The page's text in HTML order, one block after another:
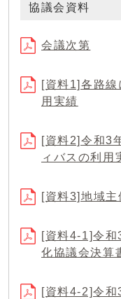
協議会資料
会議次第
[資料1]各路線
用実績
[資料2]令和3
ィバスの利用
[資料3]地域
[資料4-1]令和
化協議会決算
[資料4-2]令和